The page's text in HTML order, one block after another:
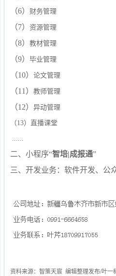
（6） 财务管理
（7） 资源管理
（8） 教材管理
（9） 毕业管理
（10） 论文管理
（11） 教师管理
（12） 异动管理
（13）直播课堂
二、小程序“智培|成报通”
三、开发业务：软件开发、公
资料来源：智策天宸 编辑整理发布/叶